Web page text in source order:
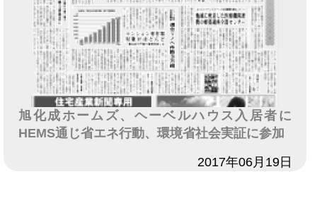
旭化成ホームズ、ヘーベルハウス入居者に
HEMS通じ省エネ行動、環境省社会実証に参加
2017年06月19日